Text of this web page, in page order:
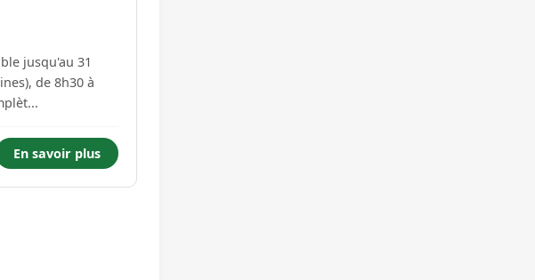
jusqu'au 31
de 8h30 à
En savoir plus